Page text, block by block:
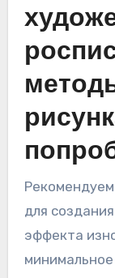
для
эффекта